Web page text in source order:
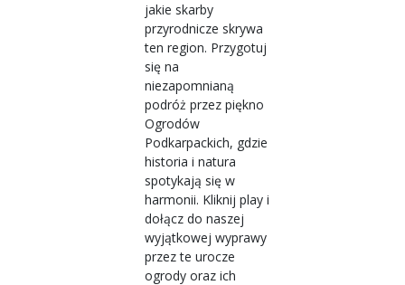
jakie skarby
przyrodnicze skrywa
ten region. Przygotuj
się na
niezapomnianą
podróż przez piękno
Ogrodów
Podkarpackich, gdzie
historia i natura
spotykają się w
harmonii. Kliknij play i
dołącz do naszej
wyjątkowej wyprawy
przez te urocze
ogrody oraz ich